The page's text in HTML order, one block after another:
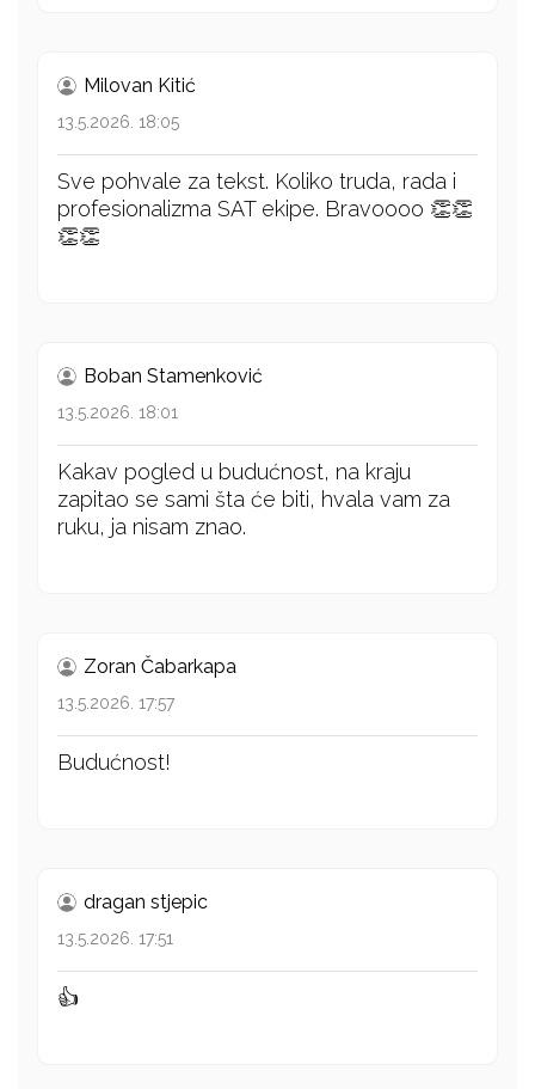
Milovan Kitić
13.5.2026. 18:05
Sve pohvale za tekst. Koliko truda, rada i
profesionalizma SAT ekipe. Bravoooo 👏👏
👏👏
Boban Stamenković
13.5.2026. 18:01
Kakav pogled u budućnost, na kraju
zapitao se sami šta će biti, hvala vam za
ruku, ja nisam znao.
Zoran Čabarkapa
13.5.2026. 17:57
Budućnost!
dragan stjepic
13.5.2026. 17:51
👍